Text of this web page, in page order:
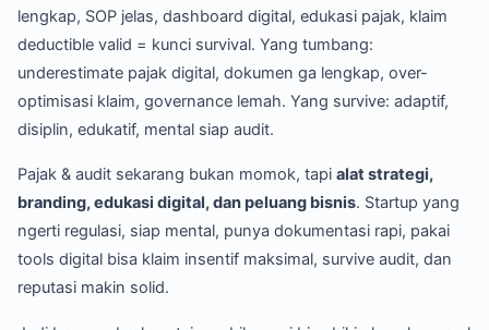
lengkap, SOP jelas, dashboard digital, edukasi pajak, klaim
deductible valid = kunci survival. Yang tumbang:
underestimate pajak digital, dokumen ga lengkap, over-
optimisasi klaim, governance lemah. Yang survive: adaptif,
disiplin, edukatif, mental siap audit.
Pajak & audit sekarang bukan momok, tapi alat strategi,
branding, edukasi digital, dan peluang bisnis. Startup yang
ngerti regulasi, siap mental, punya dokumentasi rapi, pakai
tools digital bisa klaim insentif maksimal, survive audit, dan
reputasi makin solid.